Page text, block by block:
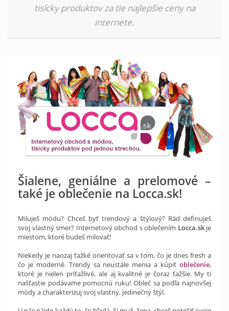
tisícky produktov za tie najlepšie ceny na
internete.
Šialene, geniálne a prelomové –
také je oblečenie na Locca.sk!
Miluješ módu? Chceš byť trendový a štýlový? Rád definuješ
svoj vlastný smer? Internetový obchod s oblečením Locca.skje
miestom, ktoré budeš milovať!
Niekedy je naozaj ťažké orientovať sa v tom, čo je dnes fresh a
čo je moderné. Trendy sa neustále menia a kúpiť oblečenie,
ktoré je nielen príťažlivé, ale aj kvalitné je čoraz ťažšie. My ti
našťastie podávame pomocnú ruku! Obleč sa podľa najnovšej
módy a charakterizuj svoj vlastný, jedinečný štýl.